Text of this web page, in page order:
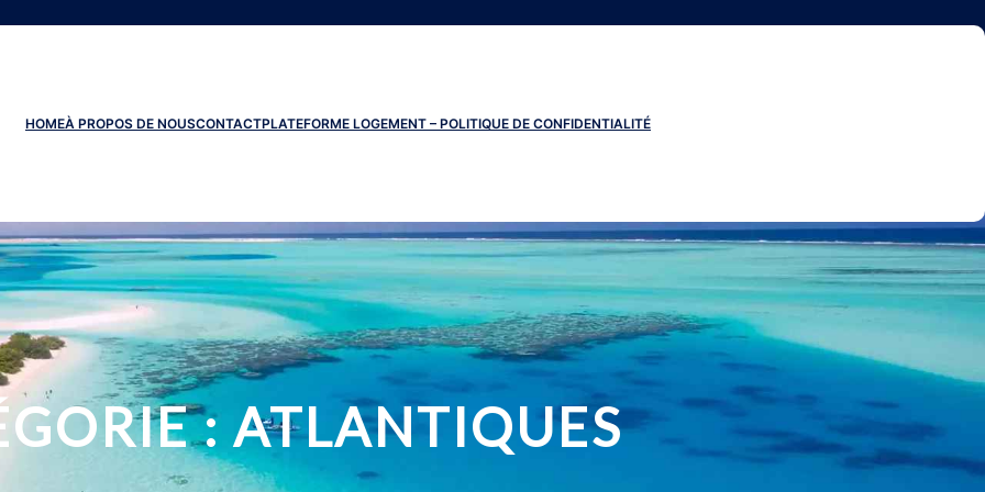
HOMEÀ PROPOS DE NOUSCONTACTPLATEFORME LOGEMENT – POLITIQUE DE CONFIDENTIALITÉ
: ATLANTIQUES